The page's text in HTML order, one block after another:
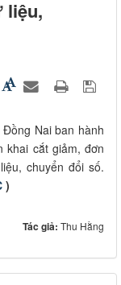
liệu,
Nai ban hành
khai cắt giảm, đơn
chuyển đổi số.
)
Tác giả: Thu Hằng